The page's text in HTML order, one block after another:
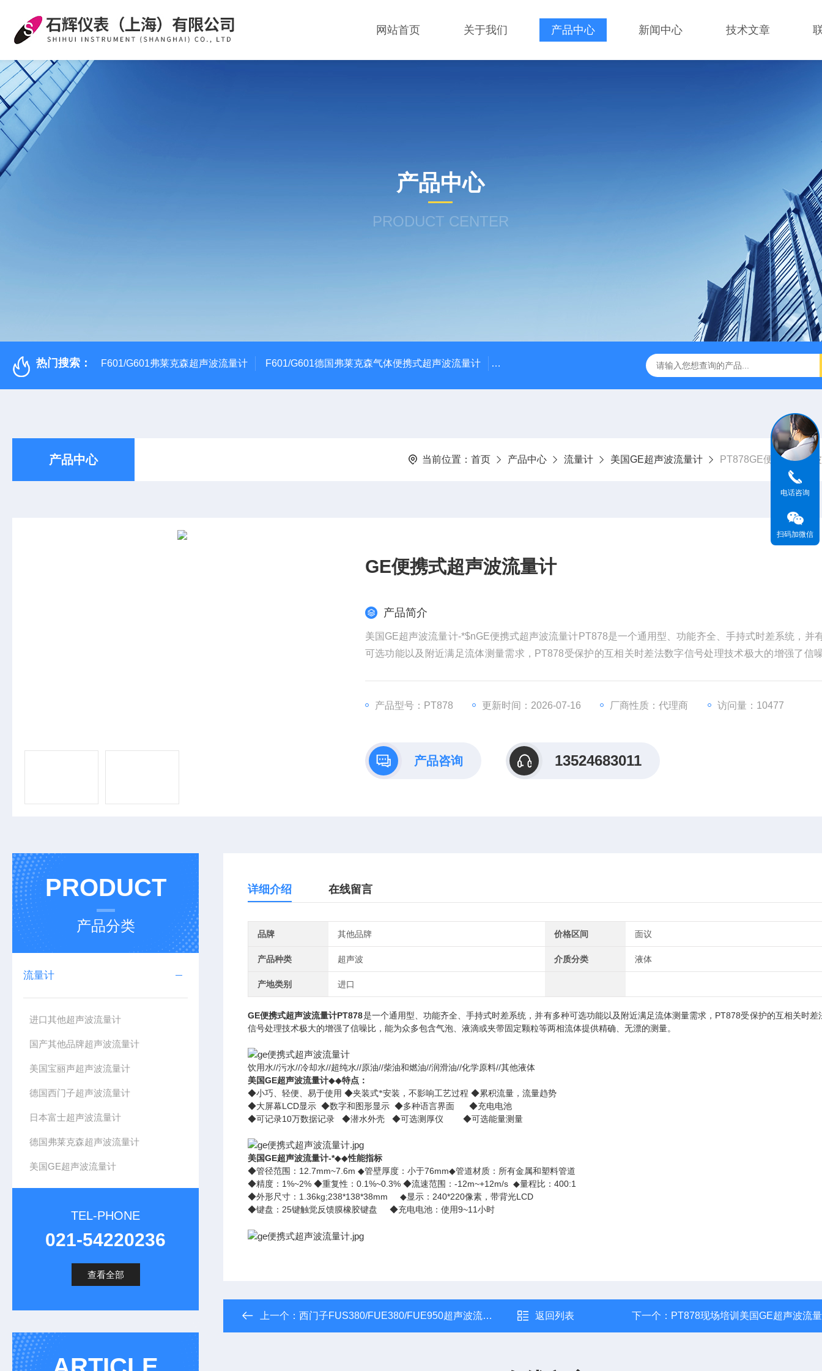
网站首页 关于我们 产品中心 新闻中心 技术文章
产品中心
PRODUCT CENTER
热门搜索： F601/G601弗莱克森超声波流量计 F601/G601德国弗莱克森气体便携式超声波流量计 F601超声波流量计 PT878GE便携式超声波流量计
产品中心 当前位置： 首页 产品中心 流量计 美国GE超声波流量计 PT878GE便携式超声
GE便携式超声波流量计
产品简介
美国GE超声波流量计-*$nGE便携式超声波流量计PT878是一个通用型、功能齐全、手持式时差系统，并
可选功能以及附近满足流体测量需求，PT878受保护的互相关时差法数字信号处理技术极大的增强了信
产品型号：PT878 更新时间：2026-07-16 厂商性质：代理商 访问量：10477
产品咨询 13524683011
PRODUCT
产品分类
流量计
进口其他超声波流量计
国产其他品牌超声波流量计
美国宝丽声超声波流量计
德国西门子超声波流量计
日本富士超声波流量计
德国弗莱克森超声波流量计
美国GE超声波流量计
TEL-PHONE
021-54220236
查看全部
详细介绍 在线留言
品牌 其他品牌 价格区间 面议
产品种类 超声波 介质分类 液体
产地类别 进口
GE便携式超声波流量计PT878是一个通用型、功能齐全、手持式时差系统，并有多种可选功能以及附近满足流体测量需求， PT878受保护的互相关时差
信号处理技术极大的增强了信噪比，能为众多包含气泡、液滴或夹带固定颗粒等两相流体提供精确、无漂的测量。
饮用水//污水//冷却水//超纯水//原油//柴油和燃油//润滑油//化学原料//其他液体
美国GE超声波流量计◆◆特点：
◆小巧、轻便、易于使用 ◆夹装式*安装，不影响工艺过程 ◆累积流量，流量趋势
◆大屏幕LCD显示 ◆数字和图形显示 ◆多种语言界面 ◆充电电池
◆可记录10万数据记录 ◆潜水外壳 ◆可选测厚仪 ◆可选能量测量
美国GE超声波流量计-*◆◆性能指标
◆管径范围： 12.7mm~7.6m ◆管壁厚度：小于76mm◆管道材质：所有金属和塑料管道
◆精度： 1%~2% ◆重复性： 0.1%~0.3% ◆流速范围： -12m~+12m/s ◆量程比： 400:1
◆外形尺寸： 1.36kg;238*138*38mm ◆显示： 240*220像素，带背光LCD
◆键盘： 25键触觉反馈膜橡胶键盘 ◆充电电池：使用9~11 小时
上一个： 西门子FUS380/FUE380/FUE950超声波流量计 返回列表 下一个： PT878现场培训美国GE超声波流
电话咨询
扫码加微信